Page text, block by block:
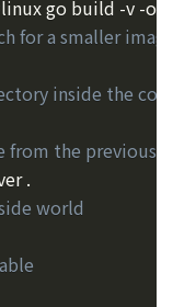
go build -v -o
for a smaller
inside the
from the previous
.
world